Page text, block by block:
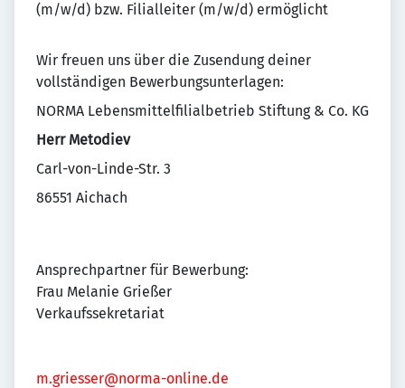
(m/w/d) bzw. Filialleiter (m/w/d) ermöglicht
Wir freuen uns über die Zusendung deiner
vollständigen Bewerbungsunterlagen:
NORMA Lebensmittelfilialbetrieb Stiftung & Co. KG
Herr Metodiev
Carl-von-Linde-Str. 3
86551 Aichach
Ansprechpartner für Bewerbung:
Frau Melanie Grießer
Verkaufssekretariat
m.griesser@norma-online.de